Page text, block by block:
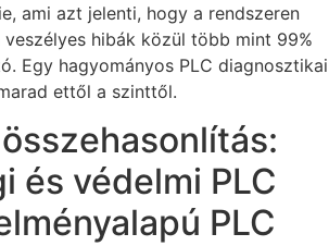
ami azt jelenti, hogy a rendszeren
hibák közül több mint 99%
Egy hagyományos PLC diagnosztikai
ettől a szinttől.
és védelmi PLC
PLC